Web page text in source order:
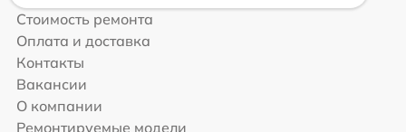
Стоимость ремонта
Оплата и доставка
Контакты
Вакансии
О компании
Ремонтируемые модели